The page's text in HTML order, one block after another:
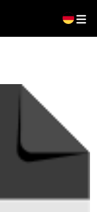
Roterra